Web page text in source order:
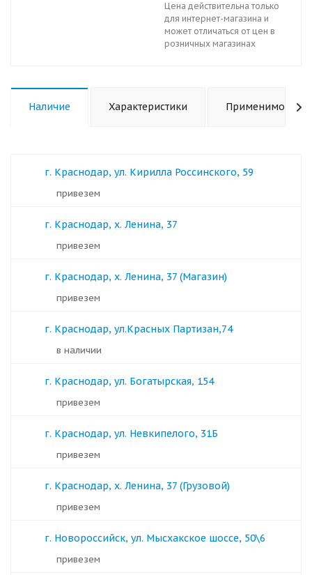
Цена действительна только
для интернет-магазина и
может отличаться от цен в
розничных магазинах
Наличие Характеристики Применимость
г. Краснодар, ул. Кирилла Россинского, 59
Привезем
г. Краснодар, х. Ленина, 37
Привезем
г. Краснодар, х. Ленина, 37 (Магазин)
Привезем
г. Краснодар, ул.Красных Партизан,74
в наличии
г. Краснодар, ул. Богатырская, 154
Привезем
г. Краснодар, ул. Невкипелого, 31Б
Привезем
г. Краснодар, х. Ленина, 37 (Грузовой)
Привезем
г. Новороссийск, ул. Мысхакское шоссе, 50\6
Привезем